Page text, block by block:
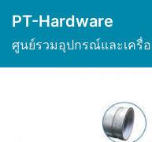
content
PT-Hardware
ศูนย์รวมอุปกรณ์และเครื่